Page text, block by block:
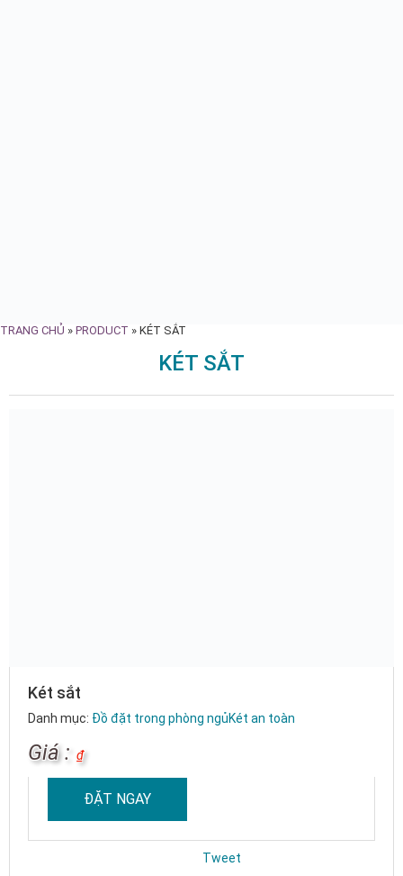
TRANG CHỦ » PRODUCT » KÉT SẮT
KÉT SẮT
Két sắt
Danh mục: Đồ đặt trong phòng ngủKét an toàn
Giá : ₫
ĐẶT NGAY
Tweet